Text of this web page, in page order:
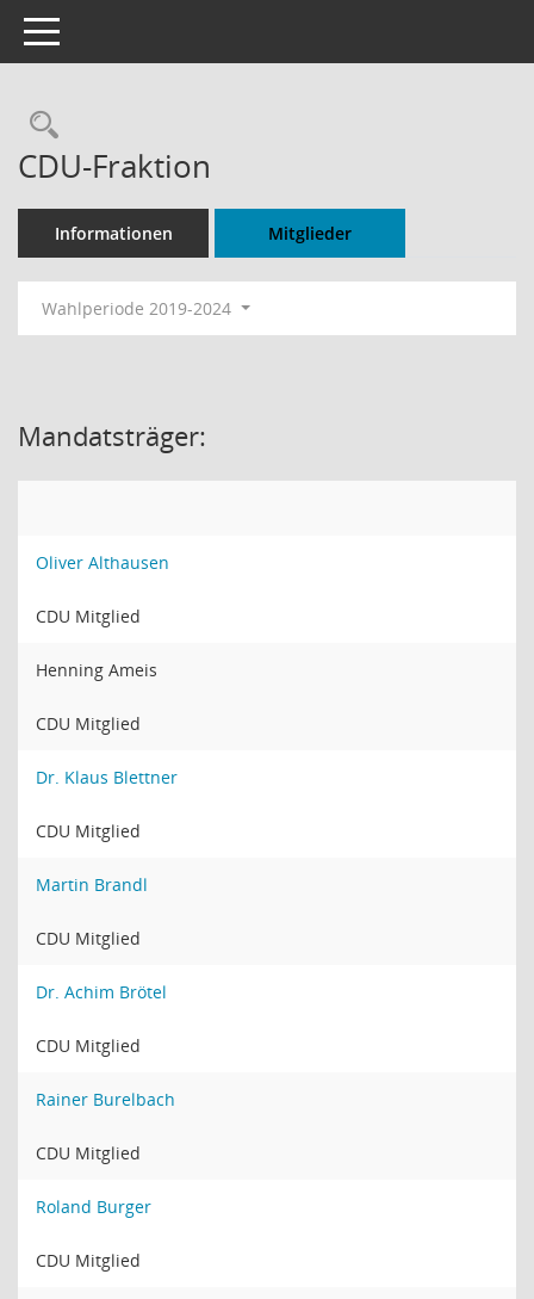
Toggle navigation
Rechercheauswahl
CDU-Fraktion
Informationen Mitglieder
Wahlperiode 2019-2024
Mandatsträger:
Oliver Althausen
CDU Mitglied
Henning Ameis
CDU Mitglied
Dr. Klaus Blettner
CDU Mitglied
Martin Brandl
CDU Mitglied
Dr. Achim Brötel
CDU Mitglied
Rainer Burelbach
CDU Mitglied
Roland Burger
CDU Mitglied